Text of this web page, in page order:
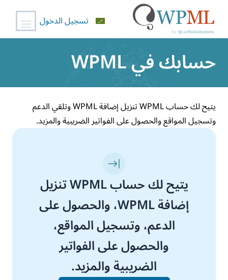
تسجيل الدخول
حسابك في WPML
يتيح لك حساب WPML تنزيل إضافة WPML وتلقي الدعم
وتسجيل المواقع والحصول على الفواتير الضريبية والمزيد.
يتيح لك حساب WPML تنزيل
إضافة WPML، والحصول على
الدعم، وتسجيل المواقع،
والحصول على الفواتير
الضريبية والمزيد.